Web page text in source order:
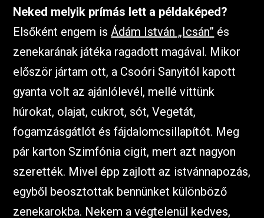
Neked melyik prímás lett a példaképed?
Elsőként engem isÁdám István „Icsán” és
zenekarának játéka ragadott magával. Mikor
először jártam ott, a Csoóri Sanyitól kapott
gyanta volt az ajánlólevél, mellé vittünk
húrokat, olajat, cukrot, sót, Vegetát,
fogamzásgátlót és fájdalomcsillapítót. Meg
pár karton Szimfónia cigit, mert azt nagyon
szerették. Mivel épp zajlott az istvánnapozás,
egyből beosztottak bennünket különböző
zenekarokba. Nekem a végtelenül kedves,